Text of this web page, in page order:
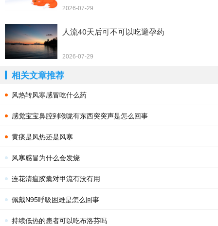
2026-07-29
人流40天后可不可以吃避孕药
2026-07-29
相关文章推荐
风热转风寒感冒吃什么药
感觉宝宝鼻腔到喉咙有东西突突声是怎么回事
黄痰是风热还是风寒
风寒感冒为什么会发烧
连花清瘟胶囊对甲流有没有用
佩戴N95呼吸困难是怎么回事
持续低热的患者可以吃布洛芬吗